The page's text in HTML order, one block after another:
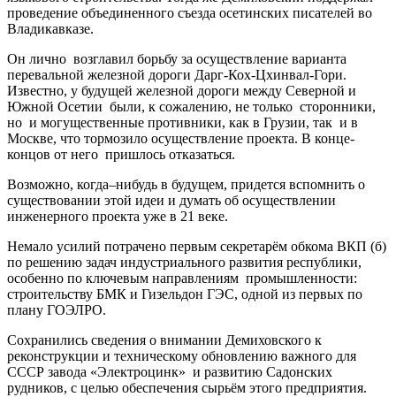
проведение объединенного съезда осетинских писателей во
Владикавказе.
Он лично возглавил борьбу за осуществление варианта
перевальной железной дороги Дарг-Кох-Цхинвал-Гори.
Известно, у будущей железной дороги между Северной и
Южной Осетии были, к сожалению, не только сторонники,
но и могущественные противники, как в Грузии, так и в
Москве, что тормозило осуществление проекта. В конце-
концов от него пришлось отказаться.
Возможно, когда–нибудь в будущем, придется вспомнить о
существовании этой идеи и думать об осуществлении
инженерного проекта уже в 21 веке.
Немало усилий потрачено первым секретарём обкома ВКП (б)
по решению задач индустриального развития республики,
особенно по ключевым направлениям промышленности:
строительству БМК и Гизельдон ГЭС, одной из первых по
плану ГОЭЛРО.
Сохранились сведения о внимании Демиховского к
реконструкции и техническому обновлению важного для
СССР завода «Электроцинк» и развитию Садонских
рудников, с целью обеспечения сырьём этого предприятия.